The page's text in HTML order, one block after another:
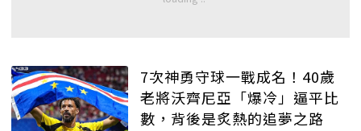
7次神勇守球一戰成名！40歲
老將沃齊尼亞「爆冷」逼平比
數，背後是炙熱的追夢之路